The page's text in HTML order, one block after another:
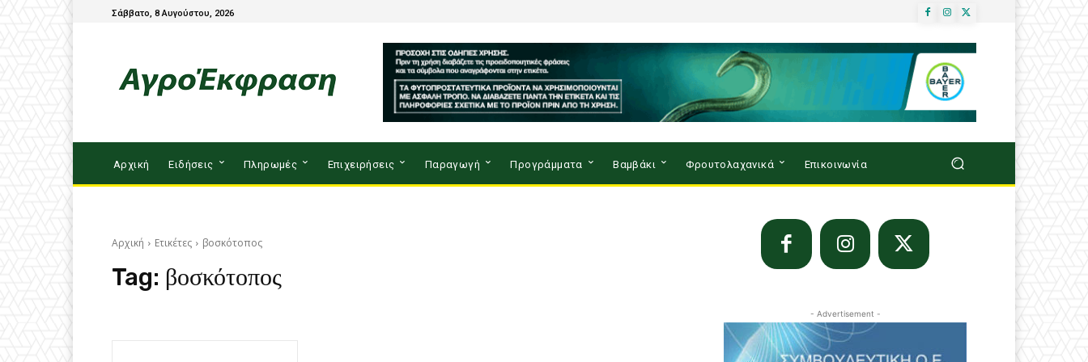
Σάββατο, 8 Αυγούστου, 2026
Αρχική Ειδήσεις Πληρωμές Επιχειρήσεις Παραγωγή Προγράμματα Βαμβάκι Φρουτολαχανικά Επικοινωνία
Αρχική Ετικέτες βοσκότοπος
Tag: βοσκότοπος
- Advertisement -